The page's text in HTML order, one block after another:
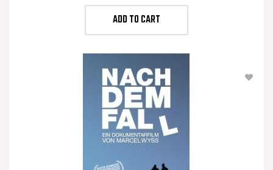
ADD TO CART